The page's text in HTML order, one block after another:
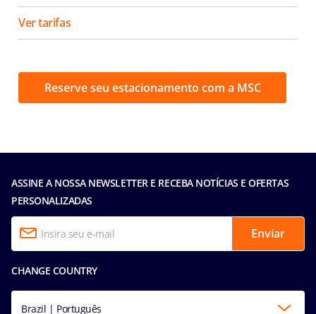
Reserve seu estacionamento com a MSC
Ver tarifas
ASSINE A NOSSA NEWSLETTER E RECEBA NOTÍCIAS E OFERTAS
PERSONALIZADAS
Enviar
CHANGE COUNTRY
Brazil | Português